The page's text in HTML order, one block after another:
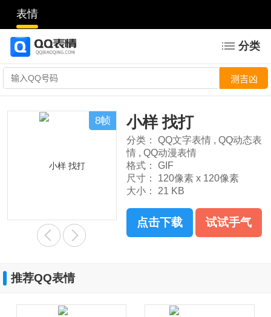
表情
分类
8帧 小样 找打
分类： QQ文字表情 , QQ动态表
情 , QQ动漫表情
格式：
GIF
尺寸：
120像素 x 120像素
大小：
21 KB
点击下载 试试手气
推荐QQ表情